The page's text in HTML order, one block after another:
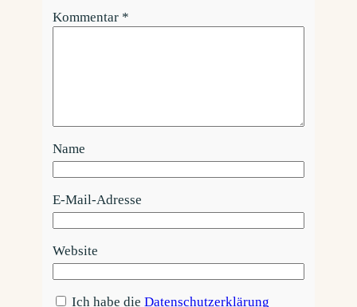
Kommentar *
Name
E-Mail-Adresse
Website
Ich habe dieDatenschutzerklärung